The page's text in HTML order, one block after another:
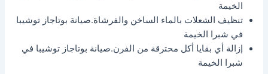
الخيمة
تنظيف الشعلات بالماء الساخن والفرشاة.صيانة بوتاجاز توشيبا
في شبرا الخيمة
إزالة أي بقايا أكل محترقة من الفرن.صيانة بوتاجاز توشيبا في
شبرا الخيمة